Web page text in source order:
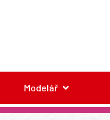
Modelář